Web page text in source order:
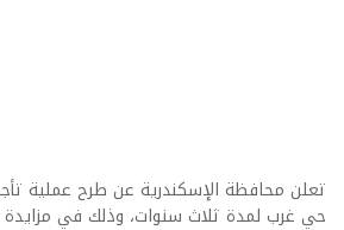
حي غرب لمدة ثلاث سنوات، وذلك في مزايدة